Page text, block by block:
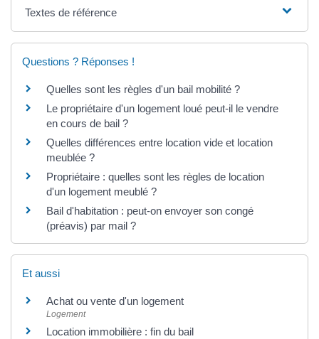
Textes de référence
Questions ? Réponses !
Quelles sont les règles d'un bail mobilité ?
Le propriétaire d'un logement loué peut-il le vendre
en cours de bail ?
Quelles différences entre location vide et location
meublée ?
Propriétaire : quelles sont les règles de location
d'un logement meublé ?
Bail d'habitation : peut-on envoyer son congé
(préavis) par mail ?
Et aussi
Achat ou vente d'un logement
Logement
Location immobilière : fin du bail